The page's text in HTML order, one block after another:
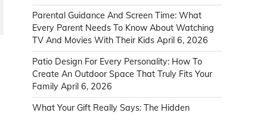
Parental Guidance And Screen Time: What
Every Parent Needs To Know About Watching
TV And Movies With Their Kids April 6, 2026
Patio Design For Every Personality: How To
Create An Outdoor Space That Truly Fits Your
Family April 6, 2026
What Your Gift Really Says: The Hidden